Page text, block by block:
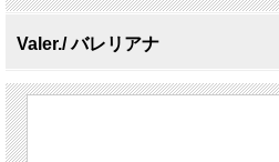
Valer./ バレリアナ